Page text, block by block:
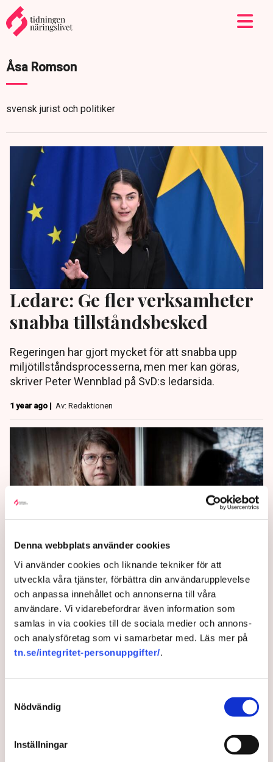
Denna webbplats använder cookies
Vi använder cookies och liknande tekniker för att
utveckla våra tjänster, förbättra din användarupplevelse
och anpassa innehållet och annonserna till våra
användare. Vi vidarebefordrar även information som
samlas in via cookies till de sociala medier och annons-
och analysföretag som vi samarbetar med. Läs mer på
tn.se/integritet-personuppgifter/.
Nödvändig
Inställningar
Åsa Romson
svensk jurist och politiker
Ledare: Ge fler verksamheter
snabba tillståndsbesked
Regeringen har gjort mycket för att snabba upp
miljötillståndsprocesserna, men mer kan göras,
skriver Peter Wennblad på SvD:s ledarsida.
1 year ago | Av: Redaktionen
Forskare: Så fick Sverige EU:s
mest extrema miljöpolitik –
”Ett stort experiment”
De svenska miljömålen har skapat en kultur i Sverige
som har genomfört något sådant”, säger forskaren
Lena Nerhagen.